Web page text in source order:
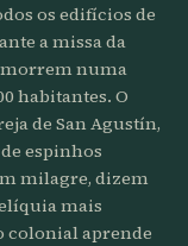
os edifícios de
a missa da
morrem numa
habitantes. O
de San Agustín,
espinhos
milagre, dizem
mais
colonial aprende